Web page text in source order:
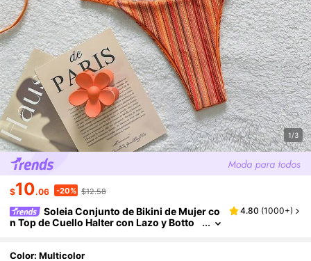
1/3
$10.06 -20% $12.58
Soleia Conjunto de Bikini de Mujer co
n Top de Cuello Halter con Lazo y Botto
4.80 (1000+)
Color: Multicolor